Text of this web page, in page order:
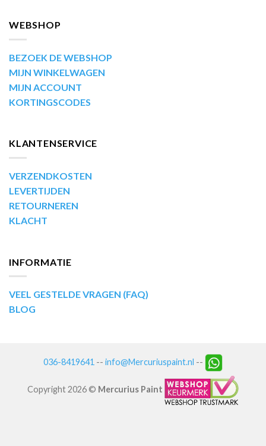
WEBSHOP
BEZOEK DE WEBSHOP
MIJN WINKELWAGEN
MIJN ACCOUNT
KORTINGSCODES
KLANTENSERVICE
VERZENDKOSTEN
LEVERTIJDEN
RETOURNEREN
KLACHT
INFORMATIE
VEEL GESTELDE VRAGEN (FAQ)
BLOG
036-8419641 -- info@Mercuriuspaint.nl --
Copyright 2026 © Mercurius Paint